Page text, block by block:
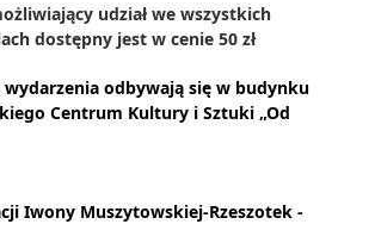
udział we wszystkich
dostępny jest w cenie 50 zł
wydarzenia odbywają się w budynku
Centrum Kultury i Sztuki „Od
Iwony Muszytowskiej-Rzeszotek -